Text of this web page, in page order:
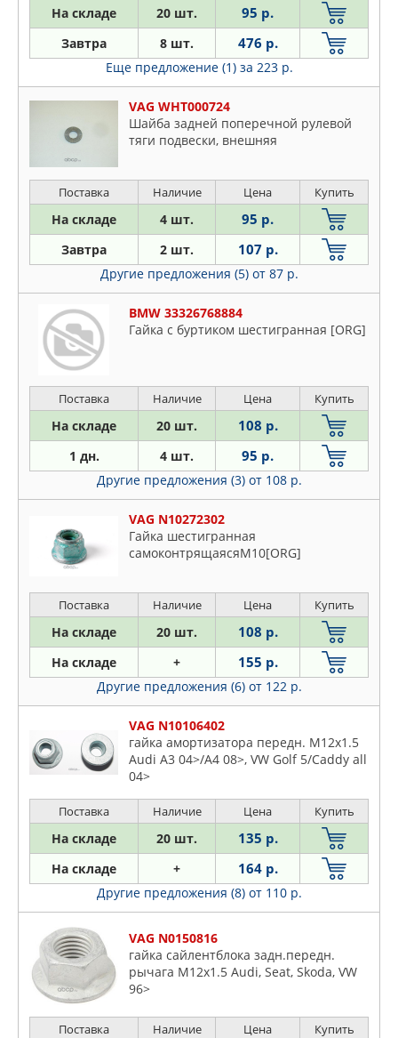
На складе 20 шт. 95 р.
Завтра 8 шт. 476 р.
Еще предложение (1) за 223 р.
VAG WHT000724
Шайба задней поперечной рулевой
тяги подвески, внешняя
Поставка Наличие Цена Купить
На складе 4 шт. 95 р.
Завтра 2 шт. 107 р.
Другие предложения (5) от 87 р.
BMW 33326768884
Гайка с буртиком шестигранная [ORG]
Поставка Наличие Цена Купить
На складе 20 шт. 108 р.
1 дн. 4 шт. 95 р.
Другие предложения (3) от 108 р.
VAG N10272302
Гайка шестигранная
самоконтрящаясяM10[ORG]
Поставка Наличие Цена Купить
На складе 20 шт. 108 р.
На складе + 155 р.
Другие предложения (6) от 122 р.
VAG N10106402
гайка амортизатора передн. М12х1.5
Audi A3 04>/A4 08>, VW Golf 5/Caddy all
04>
Поставка Наличие Цена Купить
На складе 20 шт. 135 р.
На складе + 164 р.
Другие предложения (8) от 110 р.
VAG N0150816
гайка сайлентблока задн.передн.
рычага М12х1.5 Audi, Seat, Skoda, VW
96>
Поставка Наличие Цена Купить